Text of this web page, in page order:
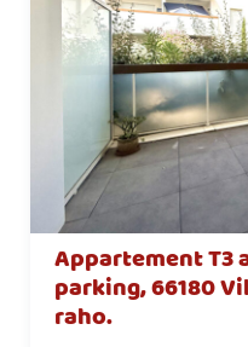
Appartement T3
parking, 66180
raho.